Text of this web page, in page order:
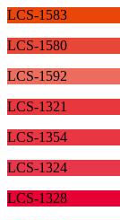
LCS-1583
LCS-1580
LCS-1592
LCS-1321
LCS-1354
LCS-1324
LCS-1328